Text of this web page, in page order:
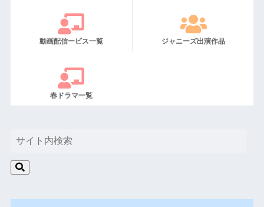
動画配信ービス一覧 ジャニーズ出演作品
春ドラマ一覧